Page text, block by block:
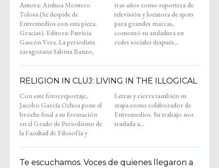
Autora: Ainhoa Montero
Tolosa (Se despide de
Entremedios con esta pieza.
Gracias). Editora: Patricia
Gascón Vera. La periodista
zaragozana Sabina Banzo,
tras años como reportera de
televisión y locutora de spots
para grandes marcas,
comenzó su andadura en
redes sociales después...
RELIGION IN CLUJ: LIVING IN THE ILLOGICAL
Con este fotorreportaje,
Jacobo García Ochoa pone el
broche final a su formación
en el Grado de Periodismo de
la Facultad de Filosofía y
Letras y cierra también su
etapa como colaborador de
Entremedios. Su trabajo nos
traslada a...
Te escuchamos. Voces de quienes llegaron a